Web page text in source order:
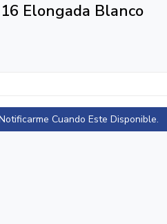
Elongada Blanco
Cuando Este Disponible.